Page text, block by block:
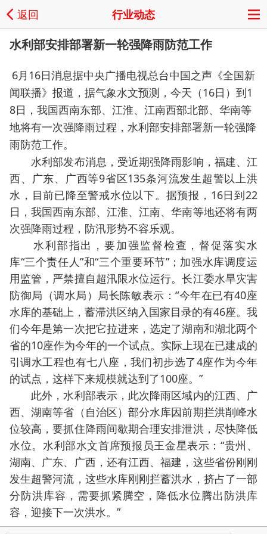
返回 行业动态
水利部安排部署新一轮强降雨防范工作
6月16日消息据中央广播电视总台中国之声《全国新
闻联播》报道，据气象水文预测，今天（16日）到1
8日，我国西南东部、江淮、江南西部北部、华南等
地将有一次强降雨过程，水利部安排部署新一轮强降
雨防范工作。
水利部发布消息，受近期强降雨影响，福建、江
西、广东、广西等9省区135条河流发生超警以上洪
水，目前已降至警戒水位以下。据预报，16日到22
日，我国西南东部、江淮、江南、华南等地还将有两
次强降雨过程，防汛形势不容乐观。
水利部指出，要加强监督检查，督促落实水
库“三个责任人”和“三个重要环节”；加强水库调度运
用监管，严禁擅自超汛限水位运行。长江委水旱灾害
防御局（调水局）局长陈敏表示：“今年在已有40座
水库的基础上，蓄滞洪区纳入国家目录的有46座。我
们今年是第一次把它拉进来，选定了湖南和湖北两个
省的10座作为今年的一个试点。实际上现在已建成的
引调水工程也有七八座，我们初步选了4座作为今年
的试点，这样下来规模就达到了100座。”
此外，水利部表示，此次降雨区域内的江西、广
西、湖南等省（自治区）部分水库因前期拦洪削峰水
位较高，要抓住降雨间歇期合理安排泄洪，尽快降低
水位。水利部水文首席预报员王金星表示：“贵州、
湖南、广东、广西，还有江西、福建，这些省份刚刚
发生超警河流，这些水库刚刚拦蓄洪水，挤占了一部
分防洪库容，需要抓紧腾空，降低水位腾出防洪库
容，迎接下一次洪水。”